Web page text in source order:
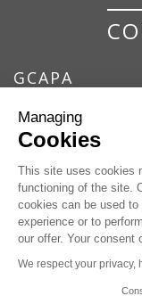
GCAPA
DU PAYS D'APT
7 Place de la Bouquerie
84400 Apt
04 90 74 37 17
contact@pays-apt-
© GCAPA |
Managing
Cookies
This site uses cookies
functioning of the site.
cookies can be used to
experience or to
our offer. Your consent
We respect your privacy,